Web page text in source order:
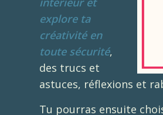
explore ta
créativité en
toute sécurité,
des trucs et
astuces, réflexions et
Tu pourras ensuite